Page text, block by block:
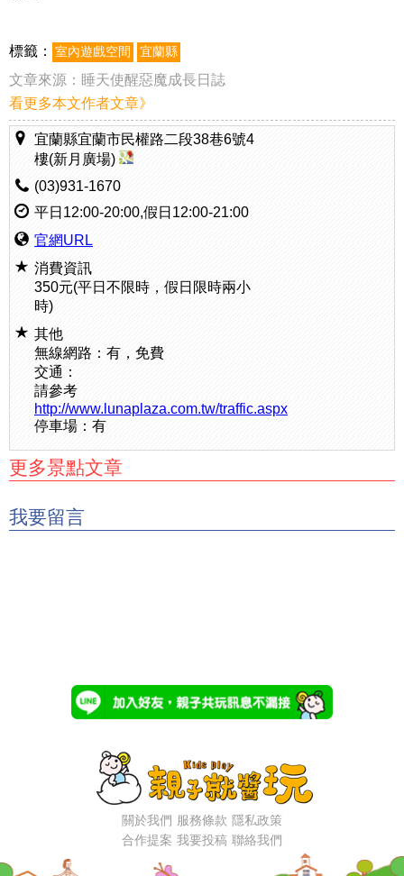
標籤： 室內遊戲空間 宜蘭縣
文章來源： 睡天使醒惡魔成長日誌
看更多本文作者文章》
宜蘭縣宜蘭市民權路二段38巷6號4
樓(新月廣場)
(03)931-1670
平日12:00-20:00,假日12:00-21:00
官網URL
消費資訊
350元(平日不限時，假日限時兩小
時)
其他
無線網路：有，免費
交通：
請參考
http://www.lunaplaza.com.tw/traffic.aspx
停車場：有
更多景點文章
我要留言
關於我們 服務條款 隱私政策
合作提案 我要投稿 聯絡我們